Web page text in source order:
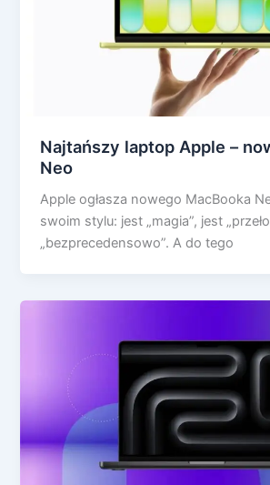
Najtańszy laptop Apple –
Neo
Apple ogłasza nowego MacBooka
swoim stylu: jest „magia”, jest
„bezprecedensowo”. A do tego